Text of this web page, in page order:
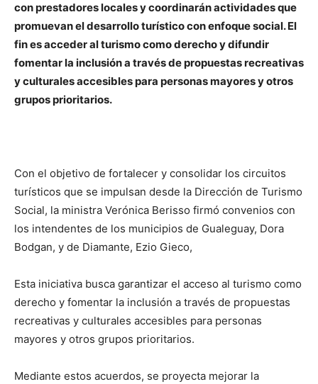
con prestadores locales y coordinarán actividades que
promuevan el desarrollo turístico con enfoque social. El
fin es acceder al turismo como derecho y difundir
fomentar la inclusión a través de propuestas recreativas
y culturales accesibles para personas mayores y otros
grupos prioritarios.
Con el objetivo de fortalecer y consolidar los circuitos
turísticos que se impulsan desde la Dirección de Turismo
Social, la ministra Verónica Berisso firmó convenios con
los intendentes de los municipios de Gualeguay, Dora
Bodgan, y de Diamante, Ezio Gieco,
Esta iniciativa busca garantizar el acceso al turismo como
derecho y fomentar la inclusión a través de propuestas
recreativas y culturales accesibles para personas
mayores y otros grupos prioritarios.
Mediante estos acuerdos, se proyecta mejorar la